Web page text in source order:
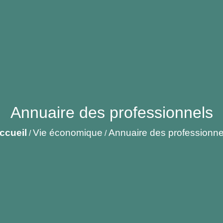
Annuaire des professionnels
/Vie économique /Annuaire des